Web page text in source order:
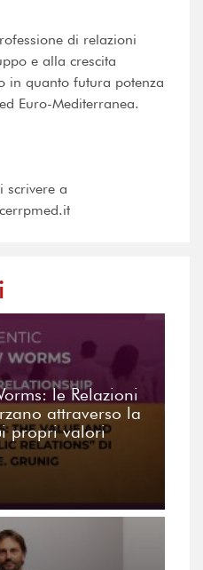
di relazioni
e alla crescita
in quanto futura potenza
Euro-Mediterranea.
scrivere a
le Relazioni
attraverso la
propri valori